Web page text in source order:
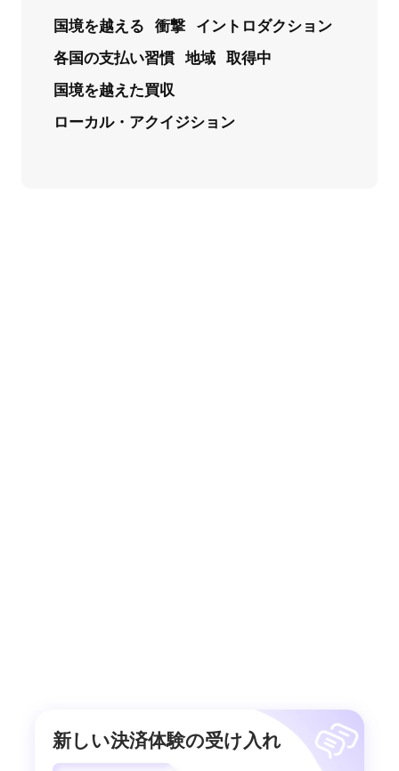
国境を越える 衝撃 イントロダクション
各国の支払い習慣 地域 取得中
国境を越えた買収
ローカル・アクイジション
新しい決済体験の受け入れ